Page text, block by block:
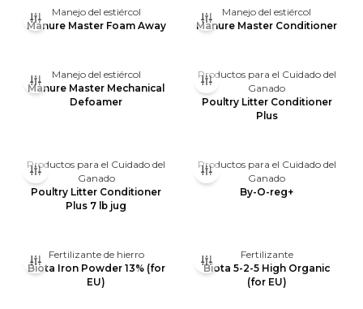
Manejo del estiércol
Manure Master Foam Away
Manejo del estiércol
Manure Master Conditioner
Manejo del estiércol
Manure Master Mechanical
Defoamer
Productos para el Cuidado del
Ganado
Poultry Litter Conditioner
Plus
Productos para el Cuidado del
Ganado
Poultry Litter Conditioner
Plus 7 lb jug
Productos para el Cuidado del
Ganado
By-O-reg+
Fertilizante de hierro
Biota Iron Powder 13% (for
EU)
Fertilizante
Biota 5-2-5 High Organic
(for EU)